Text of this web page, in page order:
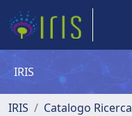
IRIS
IRIS Catalogo Ricerca